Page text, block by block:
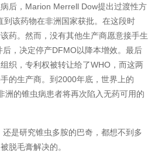
后，Marion Merrell Dow提出过渡性方
该药物在非洲国家获批。在这段时
药。然而，没有其他生产商愿意接手生
，决定停产DFMO以降本增效。最后
织，专利权被转让给了WHO，而这两
的生产商。到2000年底，世界上的
洲的锥虫病患者将再次陷入无药可用的
是研究锥虫多胺的巴奇，都想不到多
脱毛膏解决的。